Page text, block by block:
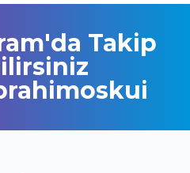
Takip